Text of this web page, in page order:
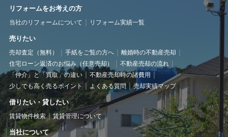
リフォームをお考えの方
当社のリフォームについて リフォーム実績一覧
売りたい
売却査定（無料） 手紙をご覧の方へ
離婚時の不動産売却
住宅ローン返済のお悩み（任意売却）
不動産売却の流れ
「仲介」と「買取」の違い
不動産売却時の諸費用
少しでも高く売るポイント
よくある質問 売却実績マップ
借りたい・貸したい
賃貸物件検索 賃貸管理について
当社について